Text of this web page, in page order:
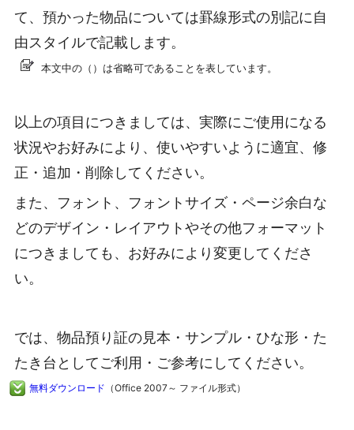
て、預かった物品については罫線形式の別記に自
由スタイルで記載します。
本文中の（）は省略可であることを表しています。
以上の項目につきましては、実際にご使用になる
状況やお好みにより、使いやすいように適宜、修
正・追加・削除してください。
また、フォント、フォントサイズ・ページ余白な
どのデザイン・レイアウトやその他フォーマット
につきましても、お好みにより変更してくださ
い。
では、物品預り証の見本・サンプル・ひな形・た
たき台としてご利用・ご参考にしてください。
無料ダウンロード （Office 2007～ ファイル形式）